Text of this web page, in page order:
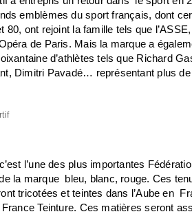
emblèmes du sport français, dont
80, ont rejoint la famille tels que
de Paris. Mais la marque a
d’athlètes tels que Richard
Dimitri Pavadé… représentant plus
l’une des plus importantes
la marque bleu, blanc, rouge. Ces
tricotées et teintes dans l’Aube en
Teinture. Ces matières seront